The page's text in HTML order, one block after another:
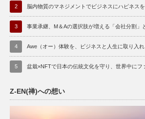
2 脳内物質のマネジメントでビジネスにハピネスを
3 事業承継、M＆Aの選択肢が増える「会社分割」
4 Awe（オー）体験を、ビジネスと人生に取り入れ
5 盆栽×NFTで日本の伝統文化を守り、世界中にフ
Z-EN(禅)への想い